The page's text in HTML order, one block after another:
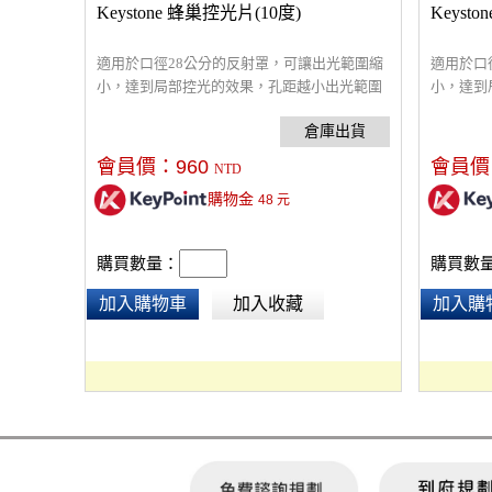
Keystone 蜂巢控光片(10度)
適用於口徑28公分的反射罩，可讓出光範圍縮
小，達到局部控光的效果，孔距越小出光範圍
會員價： 960 NTD
購物金 48元
購買數量：
加入購物車 加入收藏
適用於口
小，達到
會員
購買數
加入購